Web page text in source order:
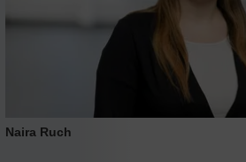
Naira Ruch